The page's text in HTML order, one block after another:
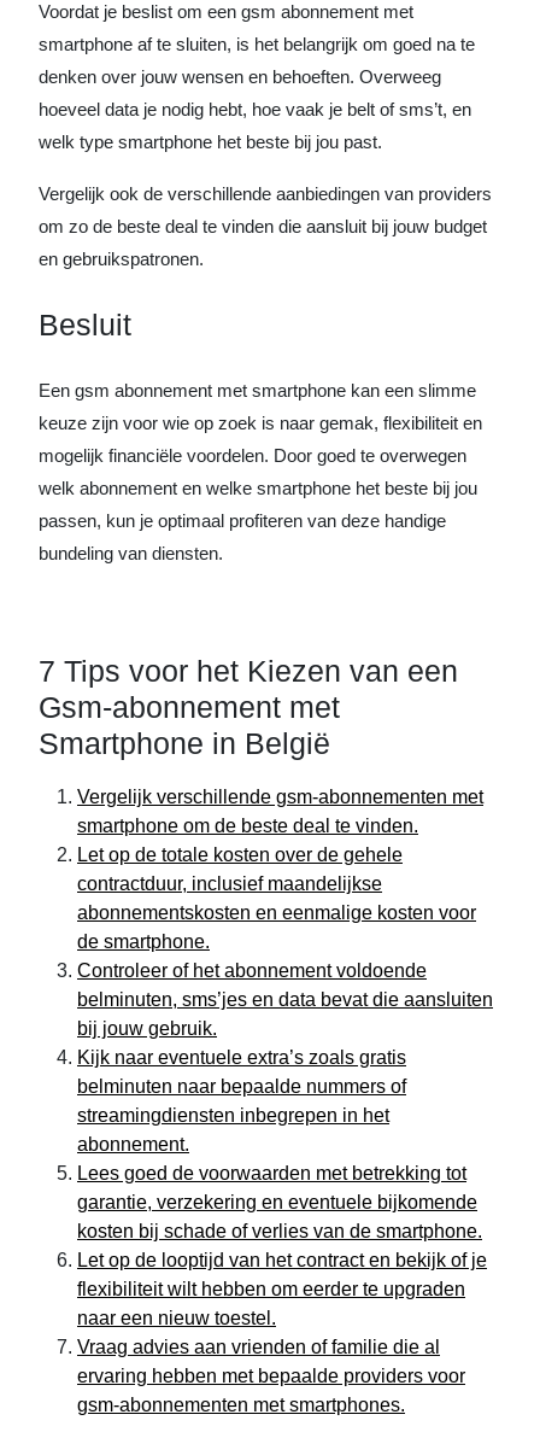
Voordat je beslist om een gsm abonnement met
smartphone af te sluiten, is het belangrijk om goed na te
denken over jouw wensen en behoeften. Overweeg
hoeveel data je nodig hebt, hoe vaak je belt of sms’t, en
welk type smartphone het beste bij jou past.
Vergelijk ook de verschillende aanbiedingen van providers
om zo de beste deal te vinden die aansluit bij jouw budget
en gebruikspatronen.
Besluit
Een gsm abonnement met smartphone kan een slimme
keuze zijn voor wie op zoek is naar gemak, flexibiliteit en
mogelijk financiële voordelen. Door goed te overwegen
welk abonnement en welke smartphone het beste bij jou
passen, kun je optimaal profiteren van deze handige
bundeling van diensten.
7 Tips voor het Kiezen van een
Gsm-abonnement met
Smartphone in België
Vergelijk verschillende gsm-abonnementen met
smartphone om de beste deal te vinden.
Let op de totale kosten over de gehele
contractduur, inclusief maandelijkse
abonnementskosten en eenmalige kosten voor
de smartphone.
Controleer of het abonnement voldoende
belminuten, sms’jes en data bevat die aansluiten
bij jouw gebruik.
Kijk naar eventuele extra’s zoals gratis
belminuten naar bepaalde nummers of
streamingdiensten inbegrepen in het
abonnement.
Lees goed de voorwaarden met betrekking tot
garantie, verzekering en eventuele bijkomende
kosten bij schade of verlies van de smartphone.
Let op de looptijd van het contract en bekijk of je
flexibiliteit wilt hebben om eerder te upgraden
naar een nieuw toestel.
Vraag advies aan vrienden of familie die al
ervaring hebben met bepaalde providers voor
gsm-abonnementen met smartphones.